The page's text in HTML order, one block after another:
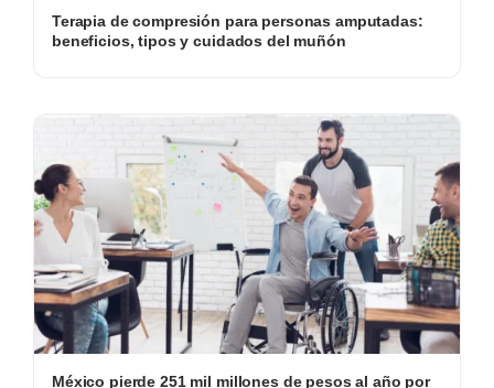
Terapia de compresión para personas amputadas:
beneficios, tipos y cuidados del muñón
México pierde 251 mil millones de pesos al año por